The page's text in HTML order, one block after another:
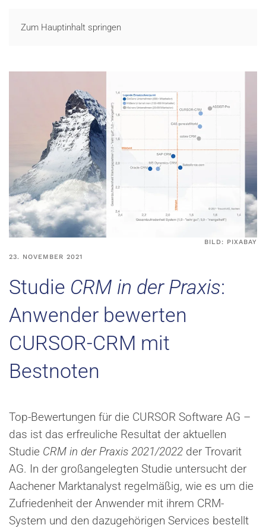
Zum Hauptinhalt springen
BILD: PIXABAY
23. NOVEMBER 2021
Studie CRM in der Praxis:
Anwender bewerten
CURSOR-CRM mit
Bestnoten
Top-Bewertungen für die CURSOR Software AG –
das ist das erfreuliche Resultat der aktuellen
Studie CRM in der Praxis 2021/2022 der Trovarit
AG. In der großangelegten Studie untersucht der
Aachener Marktanalyst regelmäßig, wie es um die
Zufriedenheit der Anwender mit ihrem CRM-
System und den dazugehörigen Services bestellt